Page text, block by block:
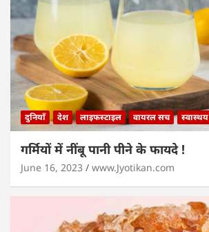
दुनियाँ देश लाइफस्टाइल वायरल सच स्वास्थय
गर्मियों में नींबू पानी पीने के फायदे !
June 16, 2023 www.Jyotikan.com